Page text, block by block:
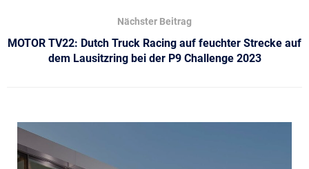
Nächster Beitrag
MOTOR TV22: Dutch Truck Racing auf feuchter Strecke auf
dem Lausitzring bei der P9 Challenge 2023